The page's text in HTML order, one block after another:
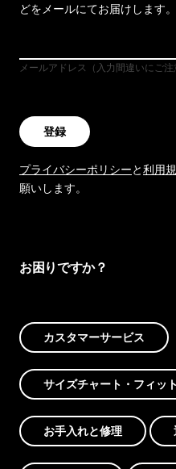
どをメールにてお届けします。
メールアドレス（入力間違いにご注
登録
プライバシーポリシーと利用
願いします。
お困りですか？
カスタマーサービス
サイズチャート・フィッ
お手入れと修理